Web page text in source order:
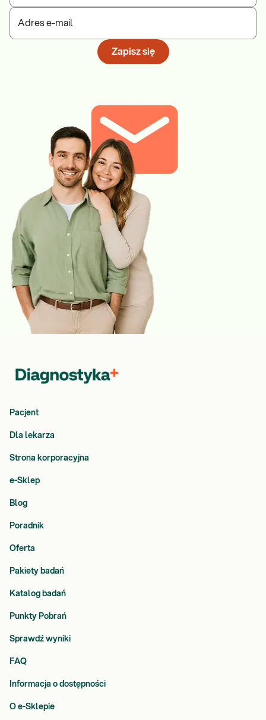
Adres e-mail
Zapisz się
Pacjent
Dla lekarza
Strona korporacyjna
e-Sklep
Blog
Poradnik
Oferta
Pakiety badań
Katalog badań
Punkty Pobrań
Sprawdź wyniki
FAQ
Informacja o dostępności
O e-Sklepie